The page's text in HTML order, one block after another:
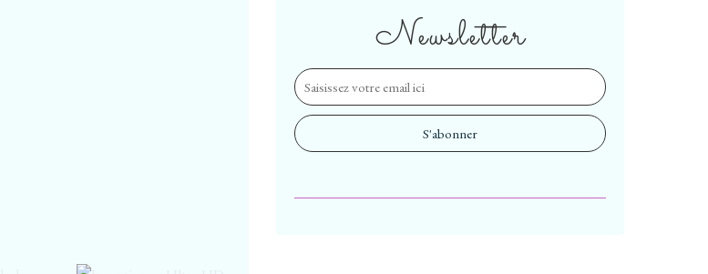
Newsletter